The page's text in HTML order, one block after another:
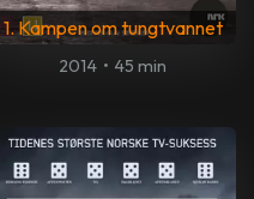
1. Kampen om tungtvannet
2014 • 45 min